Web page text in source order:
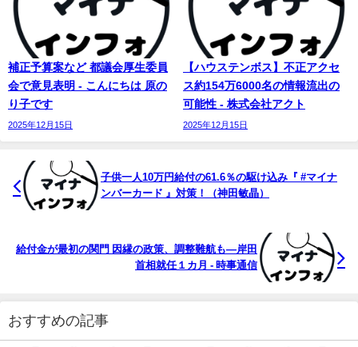
補正予算案など 都議会厚生委員
会で意見表明 - こんにちは 原の
り子です
2025年12月15日
【ハウステンボス】不正アクセ
ス約154万6000名の情報流出の
可能性 - 株式会社アクト
2025年12月15日
子供一人10万円給付の61.6％の駆け込み『 #マイナ
ンバーカード 』対策！（神田敏晶）
給付金が最初の関門 因縁の政策、調整難航も―岸田
首相就任１カ月 - 時事通信
おすすめの記事